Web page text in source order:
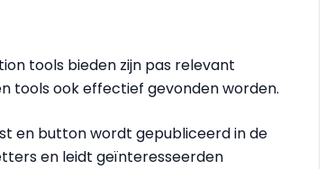
tools bieden zijn pas relevant
tools ook effectief gevonden worden.
en button wordt gepubliceerd in de
en leidt geïnteresseerden